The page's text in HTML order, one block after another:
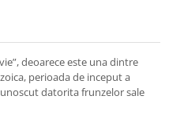
deoarece este una dintre
perioada de inceput a
datorita frunzelor sale